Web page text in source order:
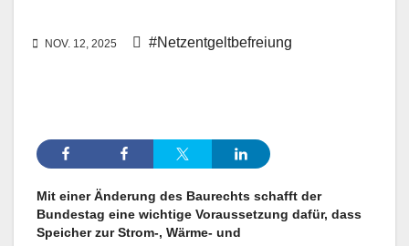
NOV. 12, 2025 #Netzentgeltbefreiung
Mit einer Änderung des Baurechts schafft der
Bundestag eine wichtige Voraussetzung dafür, dass
Speicher zur Strom-, Wärme- und